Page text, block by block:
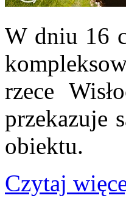
W dniu 16
rzece
przekazuje
obiektu.
Czytaj